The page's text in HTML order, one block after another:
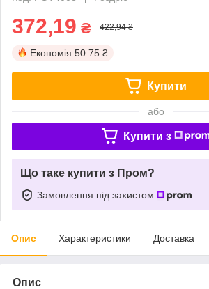
372,19 ₴ 422,94 ₴
Економія 50.75 ₴
Купити
або
Купити з
Що таке купити з Пром?
Замовлення під захистом
Опис Характеристики Доставка
Опис